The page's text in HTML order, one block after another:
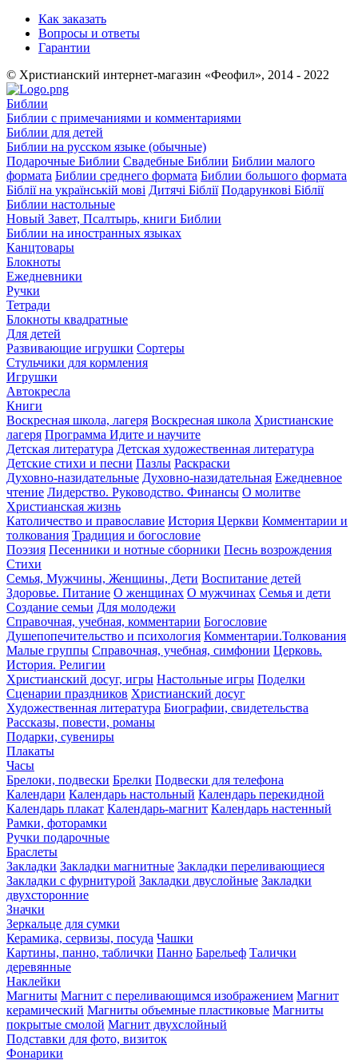
Как заказать
Вопросы и ответы
Гарантии
© Христианский интернет-магазин «Феофил», 2014 - 2022
Библии
Библии с примечаниями и комментариями
Библии для детей
Библии на русском языке (обычные)
Подарочные Библии Свадебные Библии Библии малого
формата Библии среднего формата Библии большого формата
Біблії на українській мові Дитячі Біблії Подарункові Біблії
Библии настольные
Новый Завет, Псалтырь, книги Библии
Библии на иностранных языках
Канцтовары
Блокноты
Ежедневники
Ручки
Тетради
Блокноты квадратные
Для детей
Развивающие игрушки Сортеры
Стульчики для кормления
Игрушки
Автокресла
Книги
Воскресная школа, лагеря Воскресная школа Христианские
лагеря Программа Идите и научите
Детская литература Детская художественная литература
Детские стихи и песни Пазлы Раскраски
Духовно-назидательные Духовно-назидательная Ежедневное
чтение Лидерство. Руководство. Финансы О молитве
Христианская жизнь
Католичество и православие История Церкви Комментарии и
толкования Традиция и богословие
Поэзия Песенники и нотные сборники Песнь возрождения
Стихи
Семья, Мужчины, Женщины, Дети Воспитание детей
Здоровье. Питание О женщинах О мужчинах Семья и дети
Создание семьи Для молодежи
Справочная, учебная, комментарии Богословие
Душепопечительство и психология Комментарии.Толкования
Малые группы Справочная, учебная, симфонии Церковь.
История. Религии
Христианский досуг, игры Настольные игры Поделки
Сценарии праздников Христианский досуг
Художественная литература Биографии, свидетельства
Рассказы, повести, романы
Подарки, сувениры
Плакаты
Часы
Брелоки, подвески Брелки Подвески для телефона
Календари Календарь настольный Календарь перекидной
Календарь плакат Календарь-магнит Календарь настенный
Рамки, фоторамки
Ручки подарочные
Браслеты
Закладки Закладки магнитные Закладки переливающиеся
Закладки с фурнитурой Закладки двуслойные Закладки
двухсторонние
Значки
Зеркальце для сумки
Керамика, сервизы, посуда Чашки
Картины, панно, таблички Панно Барельеф Талички
деревянные
Наклейки
Магниты Магнит с переливающимся изображением Магнит
керамический Магниты объемные пластиковые Магниты
покрытые смолой Магнит двухслойный
Подставки для фото, визиток
Фонарики